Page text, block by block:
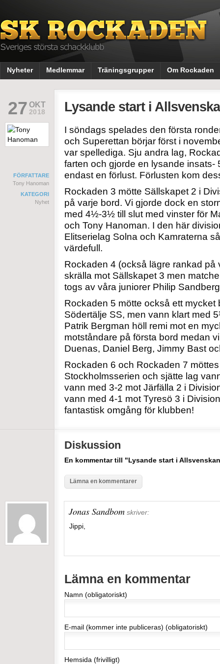
Nyheter Medlemmar Träningsgrupper Om Rockaden
27 OKT
2018
FÖRFATTARE
Tony Hanoman
KATEGORI
Nyhet
Lysande start i
I söndags spelades den första
och Superettan börjar först i
var spellediga. Sju andra lag,
farten och gjorde en lysande insats-
endast en förlust. Förlusten kom
Rockaden 3 mötte Sällskapet 2 i
på varje bord. Vi gjorde dock en
med 4½-3½ till slut med vinster för
och Tony Hanoman. I den här
Elitserielag Solna och Kamraterna
värdefull.
Rockaden 4 (också lägre rankad på
skrälla mot Sällskapet 3 men
togs av våra juniorer Philip
Rockaden 5 mötte också ett mycket
Södertälje SS, men vann klart med
Patrik Bergman höll remi mot en
motståndare på första bord medan
Duenas, Daniel Berg, Jimmy Bast
Rockaden 6 och Rockaden 7
Stockholmsserien och sjätte lag
vann med 3-2 mot Järfälla 2 i
vann med 4-1 mot Tyresö 3 i
fantastisk omgång för klubben!
Diskussion
En kommentar till "Lysande start i
Lämna en kommentarer
Jonas Sandbom skriver:
Jippi,
Lämna en kommentar
Namn (obligatoriskt)
E-mail (kommer inte publiceras) (obligatoriskt)
Hemsida (frivilligt)